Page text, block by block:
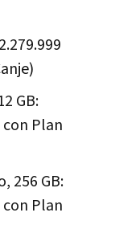
GB:
con Plan
256 GB:
con Plan